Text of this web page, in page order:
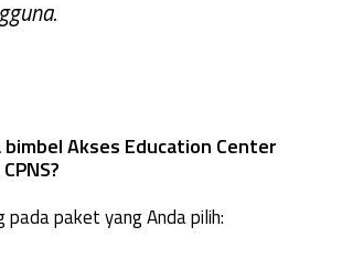
bimbel Akses Education Center
paket yang Anda pilih: